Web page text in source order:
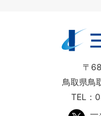
バイオマス発
環境
〒
鳥取県鳥
TEL：